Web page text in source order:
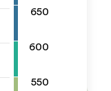
650
600
550